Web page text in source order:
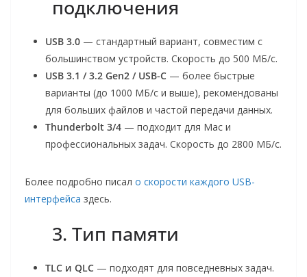
подключения
USB 3.0 — стандартный вариант, совместим с
большинством устройств. Скорость до 500 МБ/с.
USB 3.1 / 3.2 Gen2 / USB-C — более быстрые
варианты (до 1000 МБ/с и выше), рекомендованы
для больших файлов и частой передачи данных.
Thunderbolt 3/4 — подходит для Mac и
профессиональных задач. Скорость до 2800 МБ/с.
Более подробно писал о скорости каждого USB-
интерфейса здесь.
3. Тип памяти
TLC и QLC — подходят для повседневных задач.